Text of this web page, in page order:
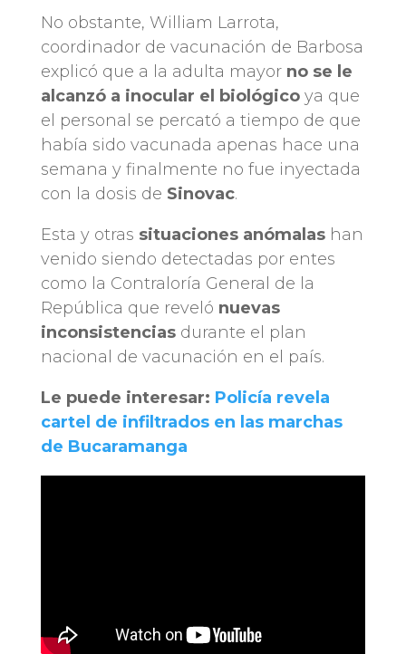
No obstante, William Larrota,
coordinador de vacunación de Barbosa
explicó que a la adulta mayor no se le
alcanzó a inocular el biológicoya que
el personal se percató a tiempo de que
había sido vacunada apenas hace una
semana y finalmente no fue inyectada
con la dosis de Sinovac.
Esta y otras situaciones anómalashan
venido siendo detectadas por entes
como la Contraloría General de la
República que reveló nuevas
inconsistenciasdurante el plan
nacional de vacunación en el país.
Le puede interesar: Policía revela
cartel de infiltrados en las marchas
de Bucaramanga